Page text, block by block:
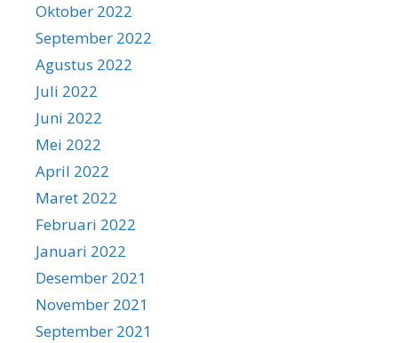
Oktober 2022
September 2022
Agustus 2022
Juli 2022
Juni 2022
Mei 2022
April 2022
Maret 2022
Februari 2022
Januari 2022
Desember 2021
November 2021
September 2021